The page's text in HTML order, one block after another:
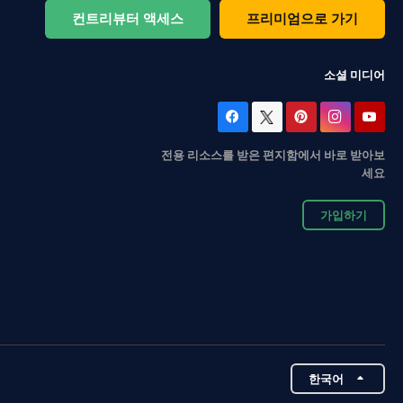
컨트리뷰터 액세스 프리미엄으로 가기
소셜 미디어
전용 리소스를 받은 편지함에서 바로 받아보
세요
가입하기
한국어